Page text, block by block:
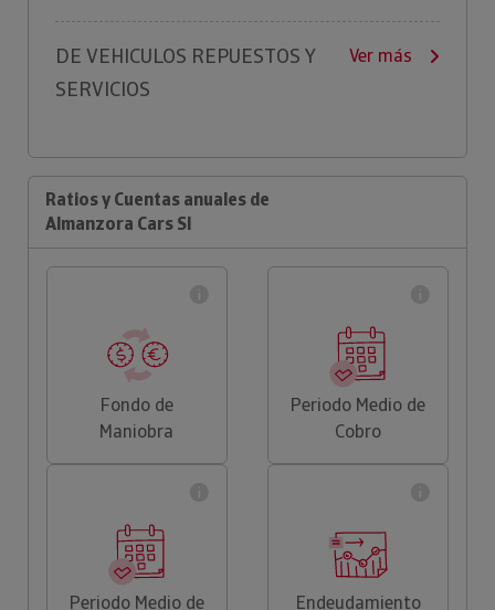
DE VEHICULOS REPUESTOS Y
SERVICIOS
Ver más
Ratios y Cuentas anuales de
Almanzora Cars Sl
Fondo de
Maniobra
Periodo Medio de
Cobro
Periodo Medio de
Endeudamiento